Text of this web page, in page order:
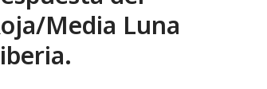
Media Luna